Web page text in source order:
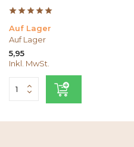
Auf Lager
Auf Lager
5,95
Inkl. MwSt.